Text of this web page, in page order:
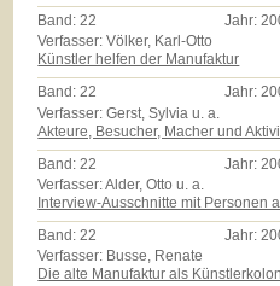
Band:22 Jahr:
Verfasser: Völker, Karl-Otto
Künstler helfen der Manufaktur
Band:22 Jahr:
Verfasser: Gerst, Sylvia u. a.
Akteure, Besucher, Macher und
Band:22 Jahr:
Verfasser: Alder, Otto u. a.
Interview-Ausschnitte mit Personen
Band:22 Jahr:
Verfasser: Busse, Renate
Die alte Manufaktur als